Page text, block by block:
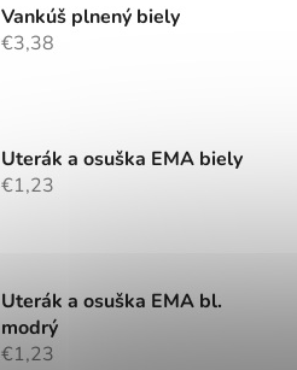
Vankúš plnený biely
€3,38
Uterák a osuška EMA biely
€1,23
Uterák a osuška EMA bl.
modrý
€1,23